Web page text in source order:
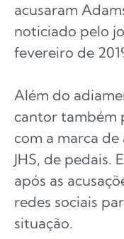
acusaram
noticiado pelo
fevereiro de
Além do
cantor também
com a marca
JHS, de pedais.
após as
redes sociais
situação.